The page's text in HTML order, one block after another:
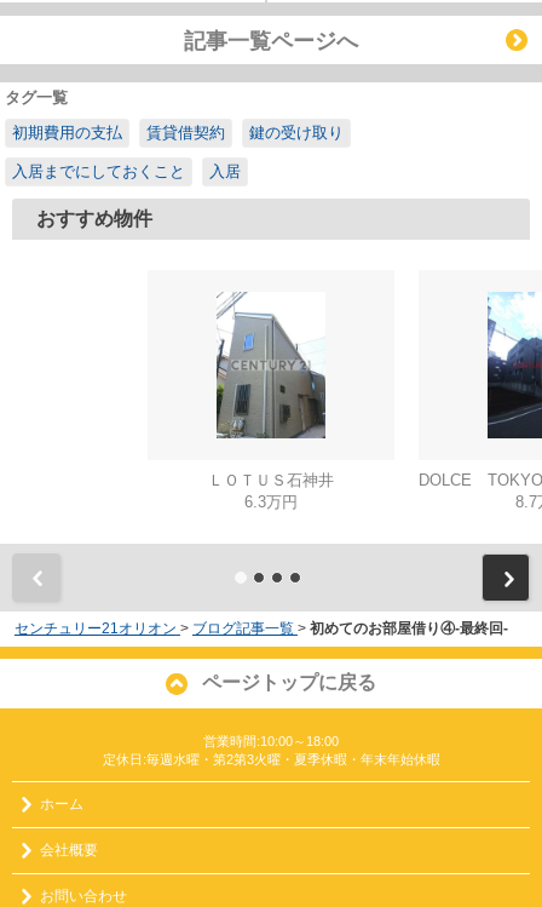
記事一覧ページへ
タグ一覧
初期費用の支払
賃貸借契約 鍵の受け取り
入居までにしておくこと 入居
おすすめ物件
ＬＯＴＵＳ石神井
6.3万円
8.7
センチュリー21オリオン > ブログ記事一覧 > 初めてのお部屋借り④-最終回-
ページトップに戻る
営業時間:10:00～18:00
定休日:毎週水曜・第2第3火曜・夏季休暇・年末年始休暇
ホーム
会社概要
お問い合わせ